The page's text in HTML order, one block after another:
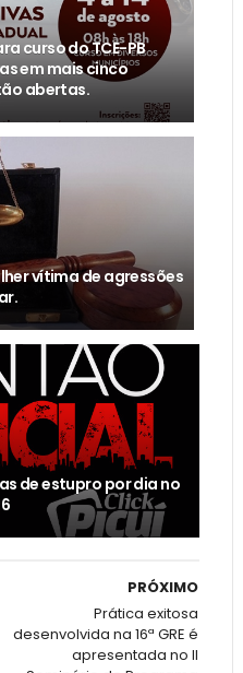
curso do TCE-PB
em mais cinco
abertas.
vítima de agressões
de estupro por dia no
PRÓXIMO
Prática exitosa
desenvolvida na 16ª GRE é
apresentada no II